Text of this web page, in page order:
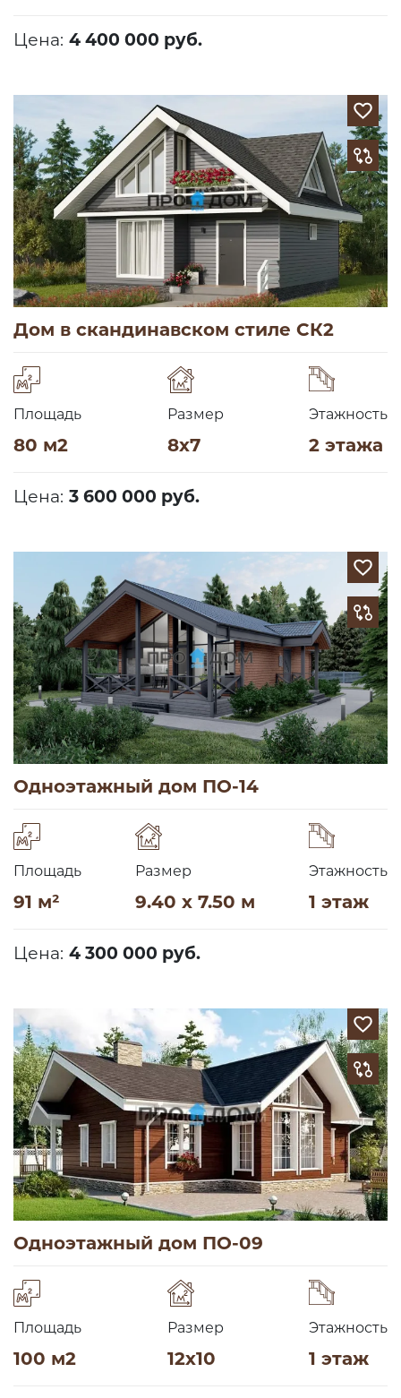
Цена: 4 400 000 руб.
Дом в скандинавском стиле СК2
Площадь
80 м2
Размер
8х7
Этажность
2 этажа
Цена: 3 600 000 руб.
Одноэтажный дом ПО-14
Площадь
91 м²
Размер
9.40 x 7.50 м
Этажность
1 этаж
Цена: 4 300 000 руб.
Одноэтажный дом ПО-09
Площадь
100 м2
Размер
12х10
Этажность
1 этаж